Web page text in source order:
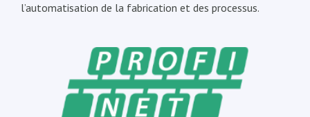
l’automatisation de la fabrication et des processus.